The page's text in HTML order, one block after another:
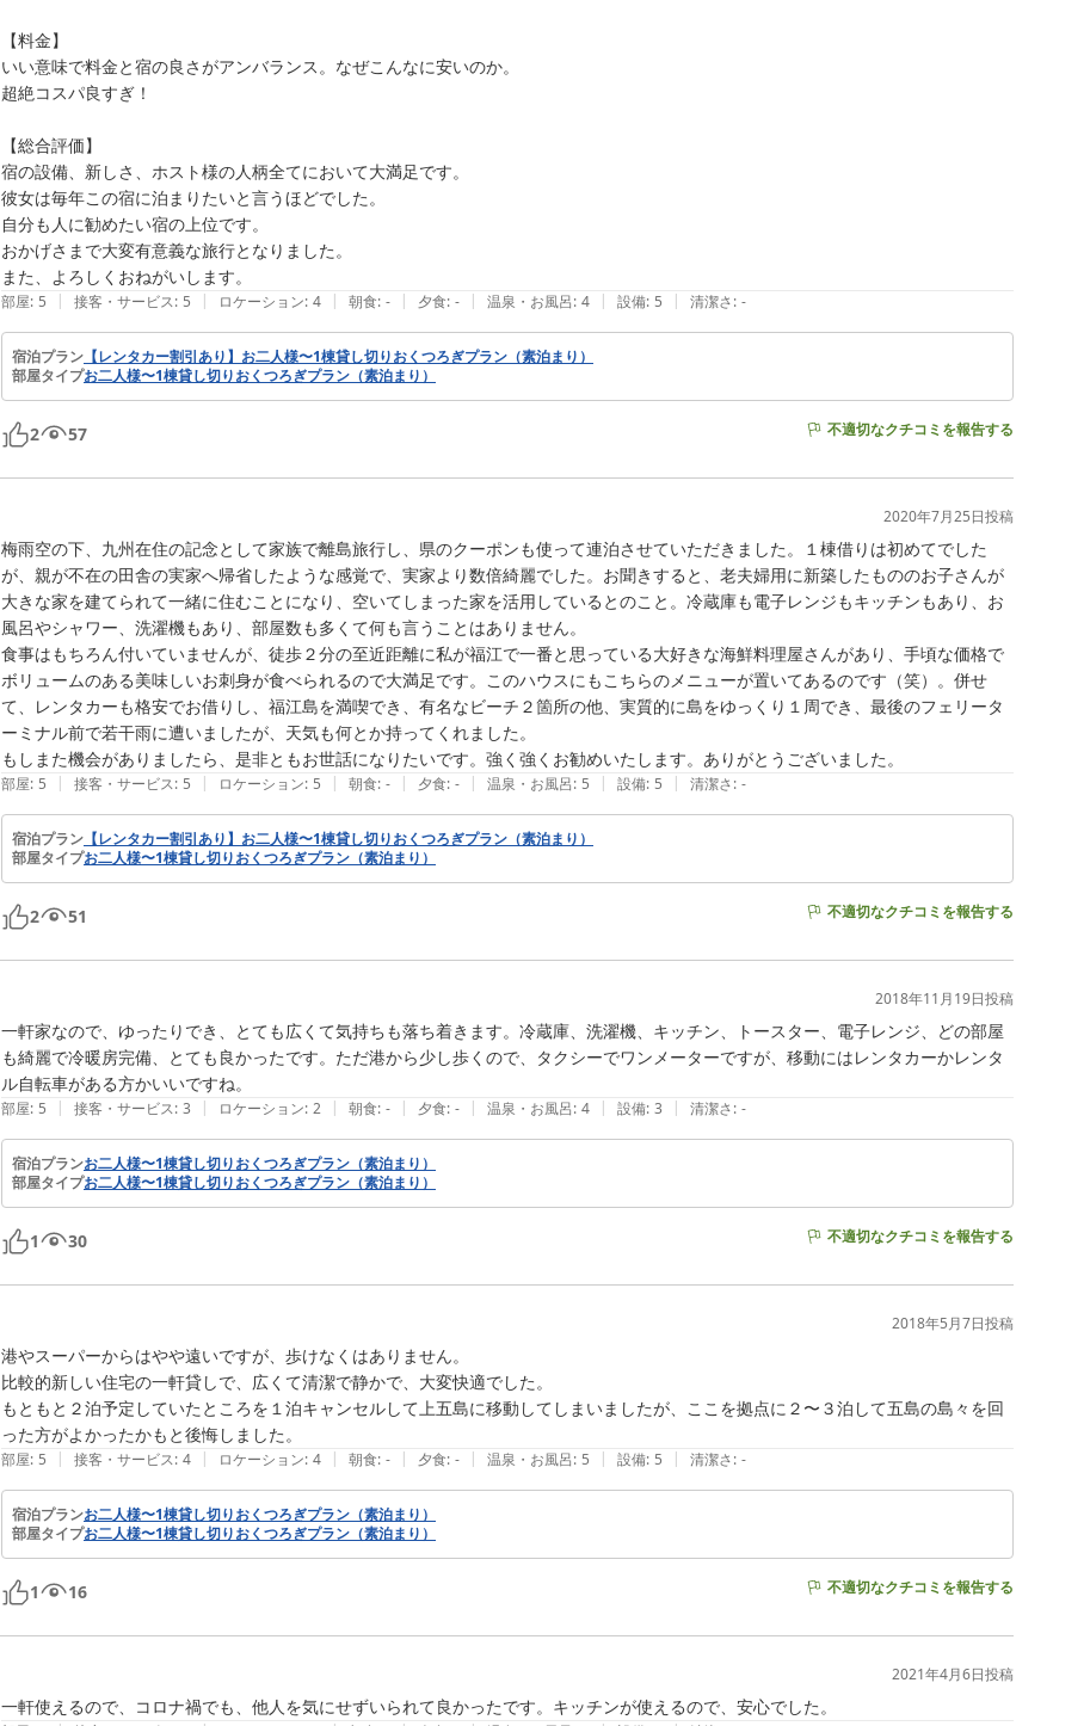
【料金】
いい意味で料金と宿の良さがアンバランス。なぜこんなに安いのか。
超絶コスパ良すぎ！
【総合評価】
宿の設備、新しさ、ホスト様の人柄全てにおいて大満足です。
彼女は毎年この宿に泊まりたいと言うほどでした。
自分も人に勧めたい宿の上位です。
おかげさまで大変有意義な旅行となりました。
また、よろしくおねがいします。
部屋: 5 | 接客・サービス: 5 | ロケーション: 4 | 朝食: - | 夕食: - | 温泉・お風呂: 4 | 設備: 5 | 清潔さ: -
宿泊プラン 【レンタカー割引あり】お二人様〜1棟貸し切りおくつろぎプラン（素泊まり）
部屋タイプお二人様〜1棟貸し切りおくつろぎプラン（素泊まり）
2 57 不適切なクチコミを報告する
2020年7月25日投稿
梅雨空の下、九州在住の記念として家族で離島旅行し、県のクーポンも使って連泊させていただきました。１棟借りは初めてでした
が、親が不在の田舎の実家へ帰省したような感覚で、実家より数倍綺麗でした。お聞きすると、老夫婦用に新築したもののお子さんが
大きな家を建てられて一緒に住むことになり、空いてしまった家を活用しているとのこと。冷蔵庫も電子レンジもキッチンもあり、お
風呂やシャワー、洗濯機もあり、部屋数も多くて何も言うことはありません。
食事はもちろん付いていませんが、徒歩２分の至近距離に私が福江で一番と思っている大好きな海鮮料理屋さんがあり、手頃な価格で
ボリュームのある美味しいお刺身が食べられるので大満足です。このハウスにもこちらのメニューが置いてあるのです（笑）。併せ
て、レンタカーも格安でお借りし、福江島を満喫でき、有名なビーチ２箇所の他、実質的に島をゆっくり１周でき、最後のフェリータ
ーミナル前で若干雨に遭いましたが、天気も何とか持ってくれました。
もしまた機会がありましたら、是非ともお世話になりたいです。強く強くお勧めいたします。ありがとうございました。
部屋: 5 | 接客・サービス: 5 | ロケーション: 5 | 朝食: - | 夕食: - | 温泉・お風呂: 5 | 設備: 5 | 清潔さ: -
宿泊プラン 【レンタカー割引あり】お二人様〜1棟貸し切りおくつろぎプラン（素泊まり）
部屋タイプお二人様〜1棟貸し切りおくつろぎプラン（素泊まり）
2 51 不適切なクチコミを報告する
2018年11月19日投稿
一軒家なので、ゆったりでき、とても広くて気持ちも落ち着きます。冷蔵庫、洗濯機、キッチン、トースター、電子レンジ、どの部屋
も綺麗で冷暖房完備、とても良かったです。ただ港から少し歩くので、タクシーでワンメーターですが、移動にはレンタカーかレンタ
ル自転車がある方かいいですね。
部屋: 5 | 接客・サービス: 3 | ロケーション: 2 | 朝食: - | 夕食: - | 温泉・お風呂: 4 | 設備: 3 | 清潔さ: -
宿泊プランお二人様〜1棟貸し切りおくつろぎプラン（素泊まり）
部屋タイプお二人様〜1棟貸し切りおくつろぎプラン（素泊まり）
1 30 不適切なクチコミを報告する
2018年5月7日投稿
港やスーパーからはやや遠いですが、歩けなくはありません。
比較的新しい住宅の一軒貸しで、広くて清潔で静かで、大変快適でした。
もともと２泊予定していたところを１泊キャンセルして上五島に移動してしまいましたが、ここを拠点に２〜３泊して五島の島々を回
った方がよかったかもと後悔しました。
部屋: 5 | 接客・サービス: 4 | ロケーション: 4 | 朝食: - | 夕食: - | 温泉・お風呂: 5 | 設備: 5 | 清潔さ: -
宿泊プランお二人様〜1棟貸し切りおくつろぎプラン（素泊まり）
部屋タイプお二人様〜1棟貸し切りおくつろぎプラン（素泊まり）
1 16 不適切なクチコミを報告する
2021年4月6日投稿
一軒使えるので、コロナ禍でも、他人を気にせずいられて良かったです。キッチンが使えるので、安心でした。